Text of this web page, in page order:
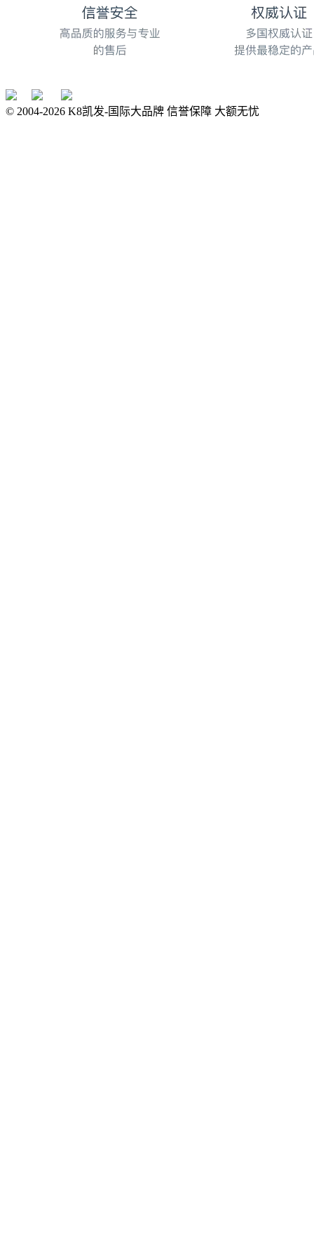
© 2004-2026 K8凯发-国际大品牌 信誉保障 大额无忧